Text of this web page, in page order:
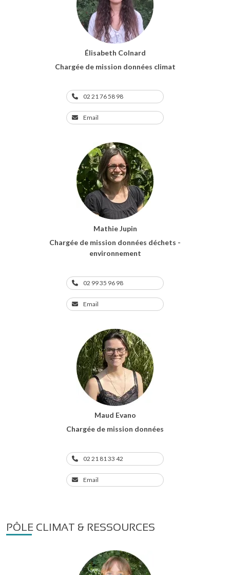
Élisabeth Colnard
Chargée de mission données climat
02 21 76 58 98
Email
Mathie Jupin
Chargée de mission données déchets -
environnement
02 99 35 96 98
Email
Maud Evano
Chargée de mission données
02 21 81 33 42
Email
PÔLE CLIMAT & RESSOURCES